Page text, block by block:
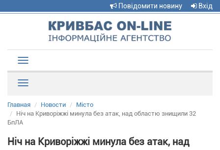
Повідомити новину Вхід
navigation
Главная Новости
Місто
Ніч на Криворіжжі минула без атак, над областю знищили 32
БпЛА
Ніч на Криворіжжі минула без атак, над